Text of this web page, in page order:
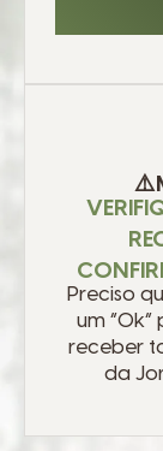
Preciso
um
receber
da